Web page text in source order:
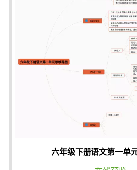
六年级下册语文第一单